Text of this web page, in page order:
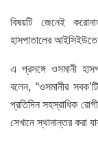
বিষয়টি জেনেই
হাসপাতালের
এ প্রসঙ্গে ওসমানী
বলেন, “ওসমানীর
প্রতিদিন সহস্রাধিক
সেখানে স্থানান্তর করা